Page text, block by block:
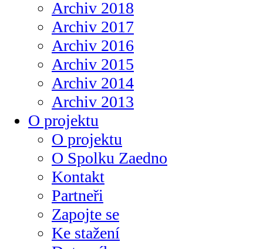
Archiv 2018
Archiv 2017
Archiv 2016
Archiv 2015
Archiv 2014
Archiv 2013
O projektu
O projektu
O Spolku Zaedno
Kontakt
Partneři
Zapojte se
Ke stažení